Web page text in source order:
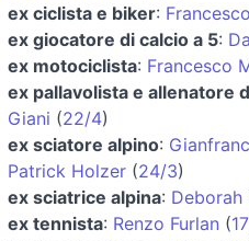
ex ciclista e biker:
ex giocatore di calcio a 5:
ex motociclista: Francesco
ex pallavolista e allenatore
Giani (22/4)
ex sciatore alpino:
Patrick Holzer (24/3)
ex sciatrice alpina: Deborah
ex tennista: Renzo Furlan (